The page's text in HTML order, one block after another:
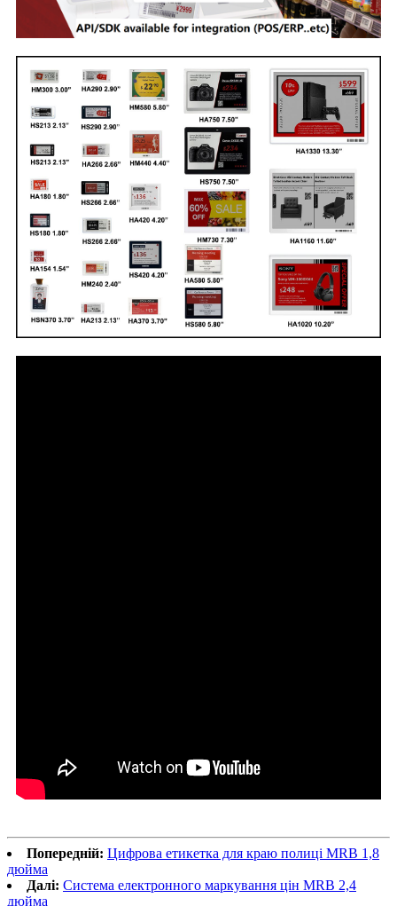
Попередній: Цифрова етикетка для краю полиці MRB 1,8
дюйма
Далі: Система електронного маркування цін MRB 2,4
дюйма